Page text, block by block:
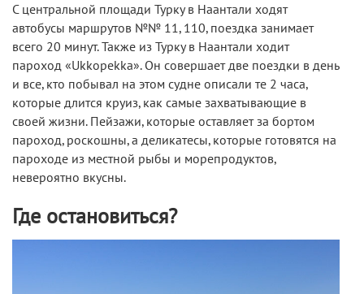
С центральной площади Турку в Наантали ходят
автобусы маршрутов №№ 11, 110, поездка занимает
всего 20 минут. Также из Турку в Наантали ходит
пароход «Ukkopekka». Он совершает две поездки в день
и все, кто побывал на этом судне описали те 2 часа,
которые длится круиз, как самые захватывающие в
своей жизни. Пейзажи, которые оставляет за бортом
пароход, роскошны, а деликатесы, которые готовятся на
пароходе из местной рыбы и морепродуктов,
невероятно вкусны.
Где остановиться?